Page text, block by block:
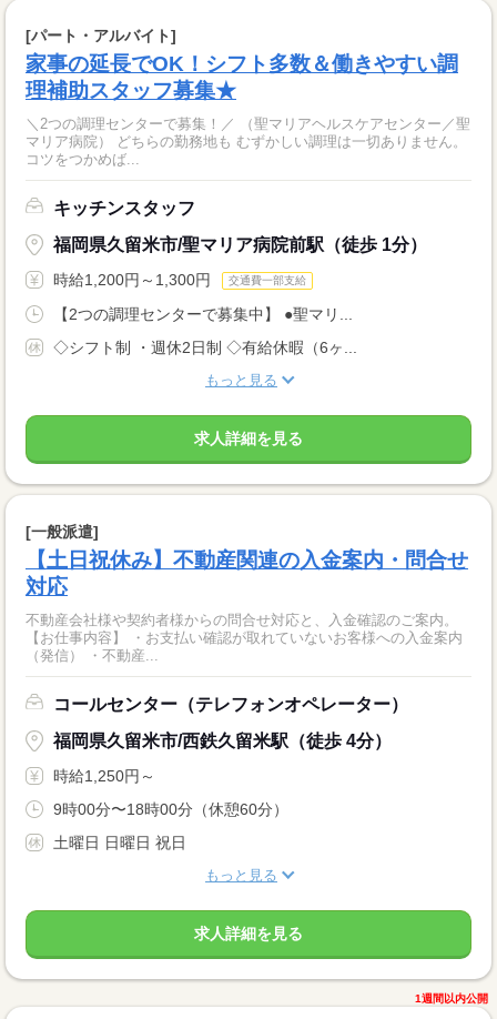
[パート・アルバイト]
家事の延長でOK！シフト多数＆働きやすい調
理補助スタッフ募集★
＼2つの調理センターで募集！／ （聖マリアヘルスケアセンター／聖
マリア病院） どちらの勤務地も むずかしい調理は一切ありません。
コツをつかめば...
キッチンスタッフ
福岡県久留米市/聖マリア病院前駅（徒歩 1分）
時給1,200円～1,300円 交通費一部支給
【2つの調理センターで募集中】 ●聖マリ...
◇シフト制 ・週休2日制 ◇有給休暇（6ヶ...
もっと見る
求人詳細を見る
[一般派遣]
【土日祝休み】不動産関連の入金案内・問合せ
対応
不動産会社様や契約者様からの問合せ対応と、入金確認のご案内。
【お仕事内容】 ・お支払い確認が取れていないお客様への入金案内
（発信） ・不動産...
コールセンター（テレフォンオペレーター）
福岡県久留米市/西鉄久留米駅（徒歩 4分）
時給1,250円～
9時00分〜18時00分（休憩60分）
土曜日 日曜日 祝日
もっと見る
求人詳細を見る
1週間以内公開